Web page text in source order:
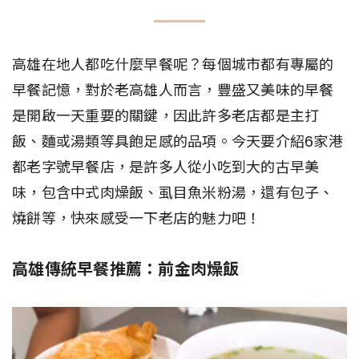
高雄在地人都吃什麼早餐呢？每個城市都有專屬的
早餐記憶，對於老高雄人而言，豐盛又美味的早餐
是開啟一天重要的關鍵，因此許多老店都是主打
飯、麵或湯類等具飽足感的品項。今天要介紹6家港
都老字號早餐店，是許多人從小吃到大的古早美
味，包含中式肉燥飯、虱目魚米粉湯，還有包子、
燒餅等，快來感受一下老店的魅力吧！
高雄傳統早餐推薦：前金肉燥飯